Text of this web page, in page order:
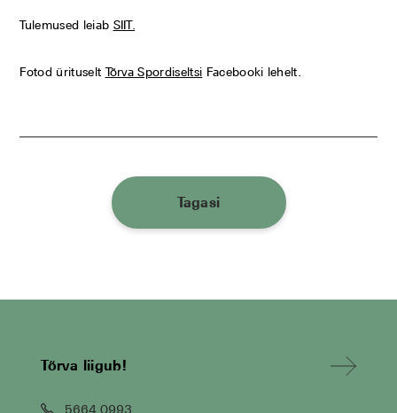
Tulemused leiab SIIT.
Fotod ürituseltTõrva Spordiseltsi Facebooki lehelt.
Tagasi
Tõrva liigub!
5664 0993